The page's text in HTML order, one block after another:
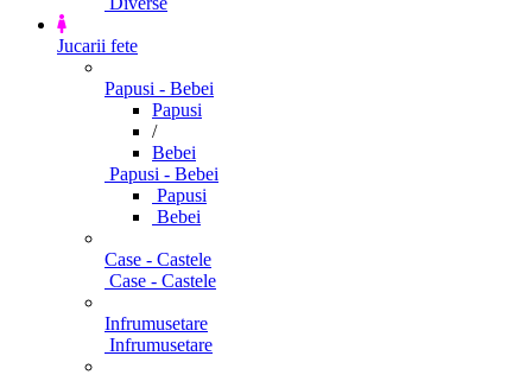
Jucarii fete
Papusi - Bebei
Papusi
/
Bebei
Papusi - Bebei
Papusi
Bebei
Case - Castele
Case - Castele
Infrumusetare
Infrumusetare